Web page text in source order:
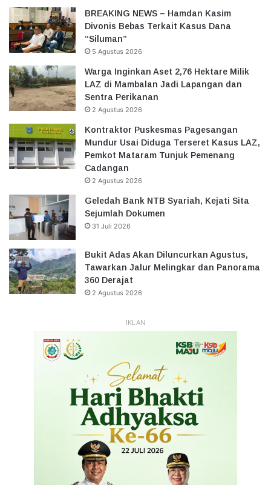
BREAKING NEWS – Hamdan Kasim
Divonis Bebas Terkait Kasus Dana
“Siluman”
5 Agustus 2026
Warga Inginkan Aset 2,76 Hektare Milik
LAZ di Mambalan Jadi Lapangan dan
Sentra Perikanan
2 Agustus 2026
Kontraktor Puskesmas Pagesangan
Mundur Usai Diduga Terseret Kasus LAZ,
Pemkot Mataram Tunjuk Pemenang
Cadangan
2 Agustus 2026
Geledah Bank NTB Syariah, Kejati Sita
Sejumlah Dokumen
31 Juli 2026
Bukit Adas Akan Diluncurkan Agustus,
Tawarkan Jalur Melingkar dan Panorama
360 Derajat
2 Agustus 2026
IKLAN